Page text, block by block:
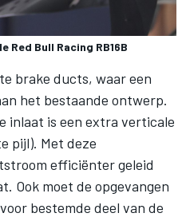
Red Bull Racing RB16B
brake ducts, waar een
het bestaande ontwerp.
inlaat is een extra verticale
pijl). Met deze
efficiënter geleid
Ook moet de opgevangen
bestemde deel van de